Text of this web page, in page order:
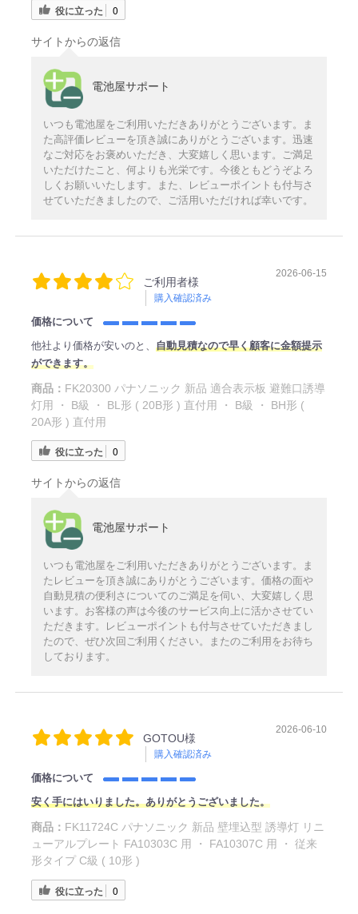
役に立った 0
サイトからの返信
電池屋サポート
いつも電池屋をご利用いただきありがとうございます。ま
た高評価レビューを頂き誠にありがとうございます。迅速
なご対応をお褒めいただき、大変嬉しく思います。ご満足
いただけたこと、何よりも光栄です。今後ともどうぞよろ
しくお願いいたします。また、レビューポイントも付与さ
せていただきましたので、ご活用いただければ幸いです。
ご利用者様
購入確認済み
2026-06-15
価格について
他社より価格が安いのと、 自動見積なので早く顧客に金額提示
ができます。
商品： FK20300 パナソニック 新品 適合表示板 避難口誘導
灯用 ・ B級 ・ BL形 ( 20B形 ) 直付用 ・ B級 ・ BH形 (
20A形 ) 直付用
役に立った 0
サイトからの返信
電池屋サポート
いつも電池屋をご利用いただきありがとうございます。ま
たレビューを頂き誠にありがとうございます。価格の面や
自動見積の便利さについてのご満足を伺い、大変嬉しく思
います。お客様の声は今後のサービス向上に活かさせてい
ただきます。レビューポイントも付与させていただきまし
たので、ぜひ次回ご利用ください。またのご利用をお待ち
しております。
GOTOU様
購入確認済み
2026-06-10
価格について
安く手にはいりました。ありがとうございました。
商品： FK11724C パナソニック 新品 壁埋込型 誘導灯 リニ
ューアルプレート FA10303C 用 ・ FA10307C 用 ・ 従来
形タイプ C級 ( 10形 )
役に立った 0